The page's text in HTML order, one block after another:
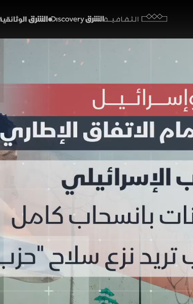
الثقافية
لبنان
01:14
تقارير الشرق
رغم التوصل لاتفاق إطاري بين
الانسحاب الكامل قبل تجريد "حزب
انتشار تدريجي ومقيد للجيش
المرتبط بتفاهمات واشنطن.
تقارير الشرق لبنان إسرائيل حزب الله الجيش